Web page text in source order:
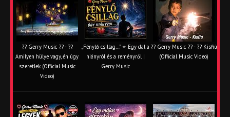
?? Gerry Music ?? - ??
Amilyen hülye vagy, én úgy
szeretlek (Official Music
Video)
„Fénylő csillag…” ⭐ Egy dal a
hiányról és a reményről |
Gerry Music
?? Gerry Music ?? - ?? Kisfiú
(Official Music Video)